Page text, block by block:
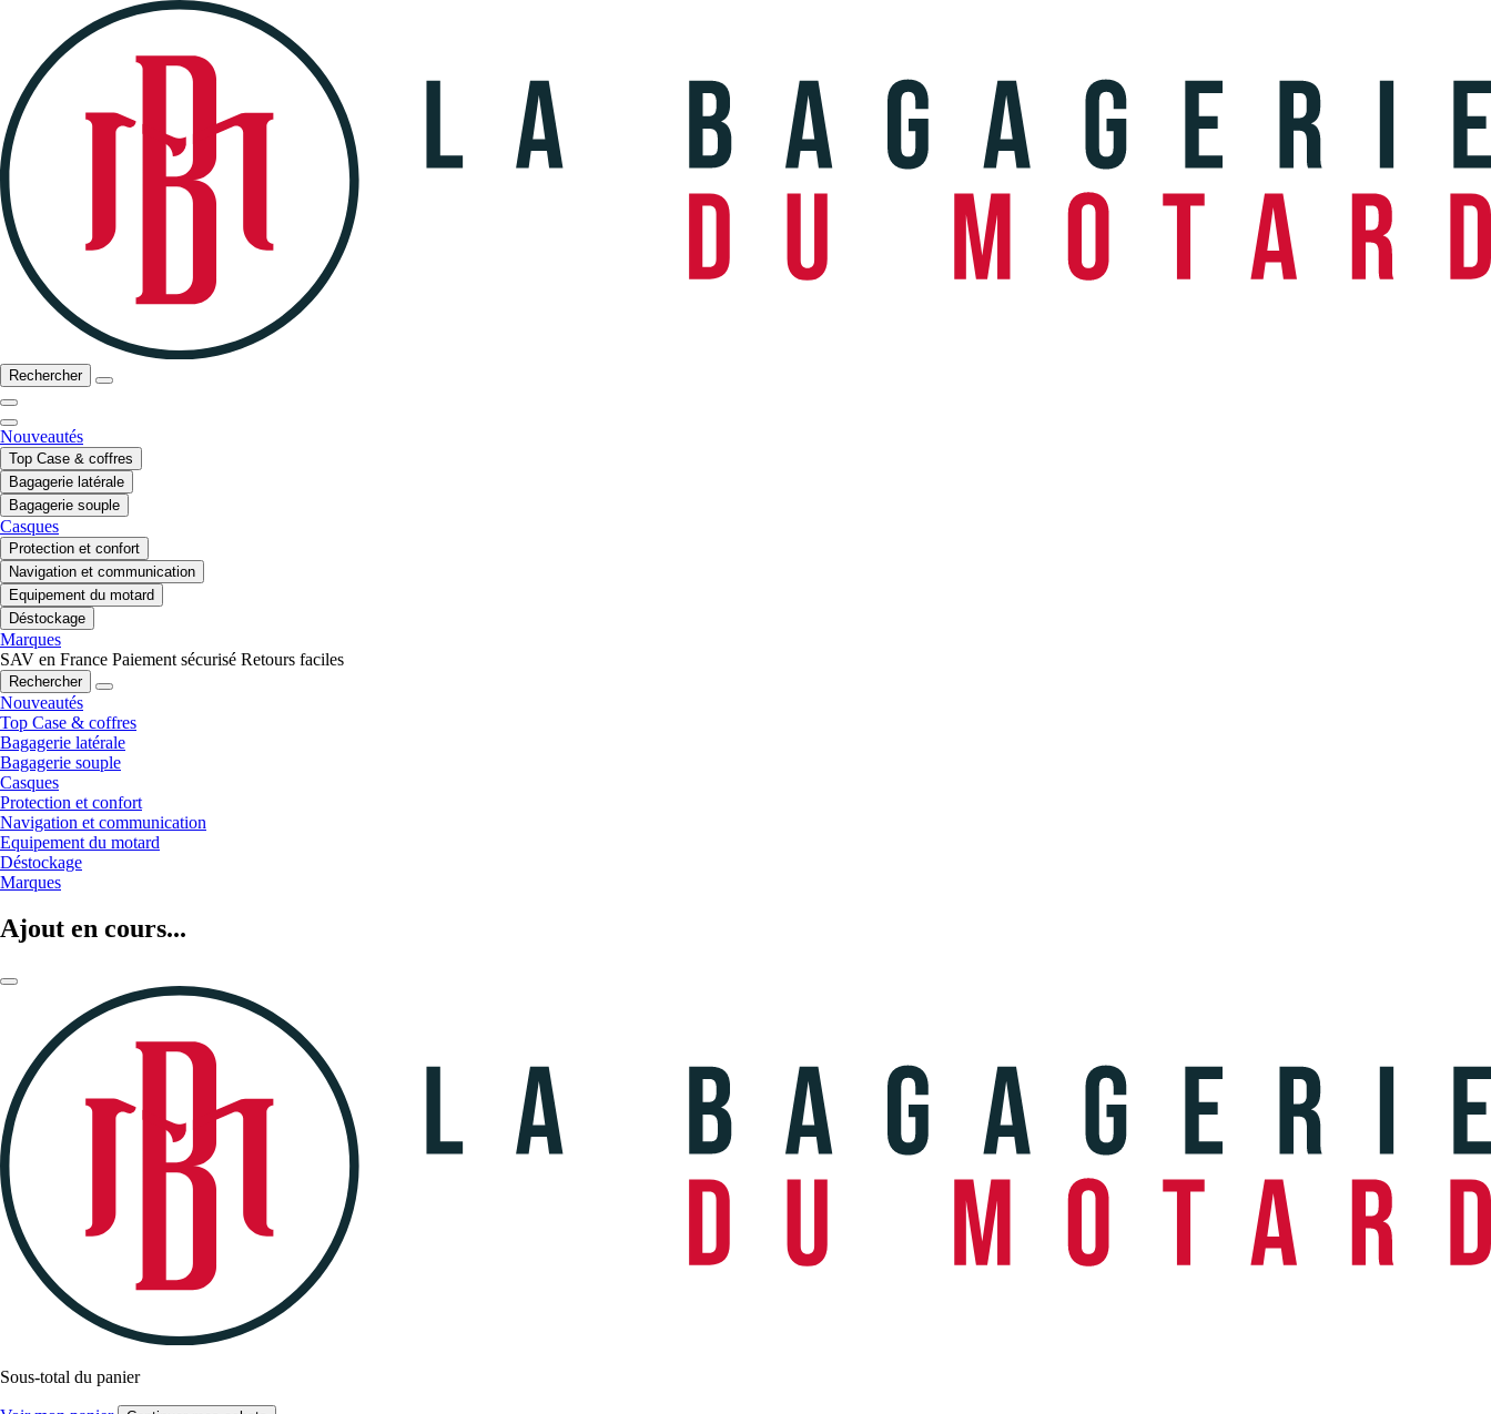
Rechercher
Nouveautés
Top Case & coffres
Bagagerie latérale
Bagagerie souple
Casques
Protection et confort
Navigation et communication
Equipement du motard
Déstockage
Marques
SAV en France Paiement sécurisé Retours faciles
Rechercher
Nouveautés
Top Case & coffres
Bagagerie latérale
Bagagerie souple
Casques
Protection et confort
Navigation et communication
Equipement du motard
Déstockage
Marques
Ajout en cours...
Sous-total du panier